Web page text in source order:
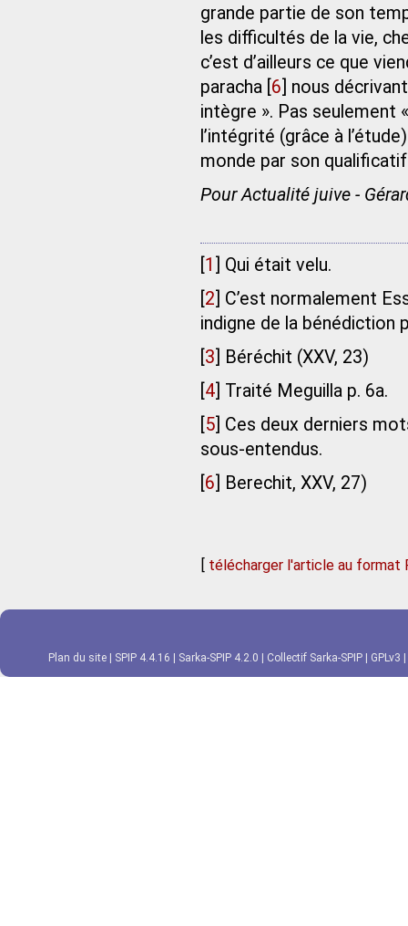
grande partie de son
les difficultés de la vie,
c’est d’ailleurs ce que
paracha 6 nous
intègre ». Pas seulement
l’intégrité (grâce à
monde par son qualificatif
Pour Actualité juive -
1
Qui était velu.
2 C’est normalement
indigne de la bénédiction
3
Béréchit (XXV, 23)
4 Traité Meguilla p. 6a.
5 Ces deux derniers
sous-entendus.
6 Berechit, XXV, 27)
[ télécharger l'article au format
Plan du site SPIP 4.4.16 Sarka-SPIP 4.2.0 Collectif Sarka-SPIP GPLv3